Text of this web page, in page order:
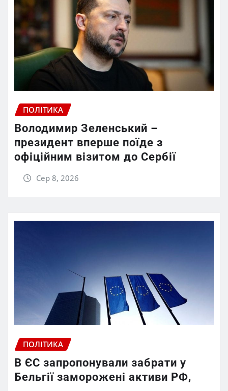
ПОЛІТИКА
Володимир Зеленський –
президент вперше поїде з
офіційним візитом до Сербії
Сер 8, 2026
ПОЛІТИКА
В ЄС запропонували забрати у
Бельгії заморожені активи РФ,